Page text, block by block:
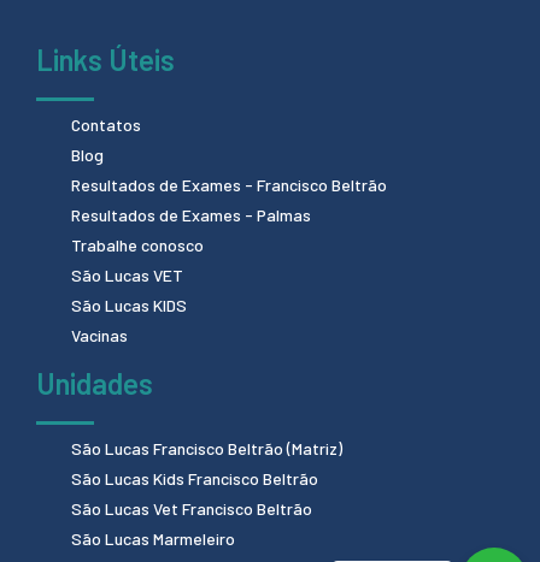
Links Úteis
Contatos
Blog
Resultados de Exames - Francisco Beltrão
Resultados de Exames - Palmas
Trabalhe conosco
São Lucas VET
São Lucas KIDS
Vacinas
Unidades
São Lucas Francisco Beltrão (Matriz)
São Lucas Kids Francisco Beltrão
São Lucas Vet Francisco Beltrão
São Lucas Marmeleiro